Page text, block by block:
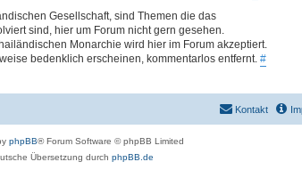
Gesellschaft, sind Themen die das
sind, hier um Forum nicht gern gesehen.
Monarchie wird hier im Forum akzeptiert.
bedenklich erscheinen, kommentarlos entfernt. #
Kontakt
phpBB® Forum Software © phpBB Limited
Übersetzung durch phpBB.de